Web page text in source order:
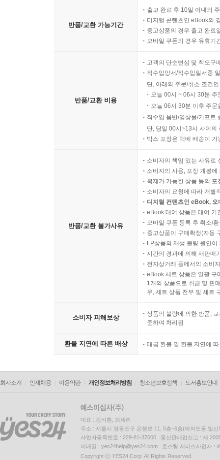
반품/교환 가능기간
출고 완료 후 10일 이내의
디지털 콘텐츠인 eBook의
중고상품의 경우 출고 완료
모바일 쿠폰의 경우 유효기
반품/교환 비용
고객의 단순변심 및 착오구
직수입양서/직수입일서중
단, 아래의 주문/취소 조건
오늘 00시 ~ 06시 30분
오늘 06시 30분 이후 주
직수입 음반/영상물/기프트
단, 당일 00시~13시 사이의
박스 포장은 택배 배송이
반품/교환 불가사유
소비자의 책임 있는 사유로
소비자의 사용, 포장 개봉
복제가 가능한 상품 등의
소비자의 요청에 따라 개별
디지털 컨텐츠인 eBook,
eBook 대여 상품은 대여 기
모바일 쿠폰 등록 후 취소/
중고상품이 구매확정(자동
LP상품의 재생 불량 원인
시간의 경과에 의해 재판매
전자상거래 등에서의 소비
eBook 세트 상품은 일괄 구
1개의 상품으로 취급 및 판
우, 세트 상품 전부 및 세트
소비자 피해보상
상품의 불량에 의한 반품,
준하여 처리됨
환불 지연에 따른 배상 대금 환불 및 환불 지연에
회사소개 인재채용 이용약관 개인정보처리방침 청소년보호정책 도서홍보안내
대표 : 김석환, 최세라
주소 : 서울시 영등포구 은행로 11, 5층~6층(여의도동,일신
사업자등록번호 : 229-81-37000 통신판매업신고 : 제
이메일 : yes24help@yes24.com 호스팅 서비스사업자 :
Copyright ⓒ YES24 Corp. All Rights Reserved.